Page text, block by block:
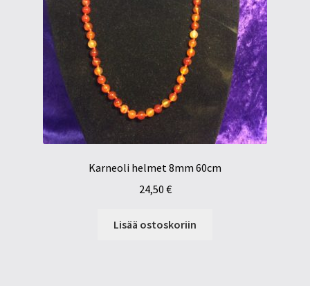
Karneoli helmet 8mm 60cm
24,50 €
Lisää ostoskoriin